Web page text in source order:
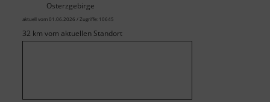
Osterzgebirge
aktuell vom 01.06.2026 / Zugriffe: 10645
32 km vom aktuellen Standort